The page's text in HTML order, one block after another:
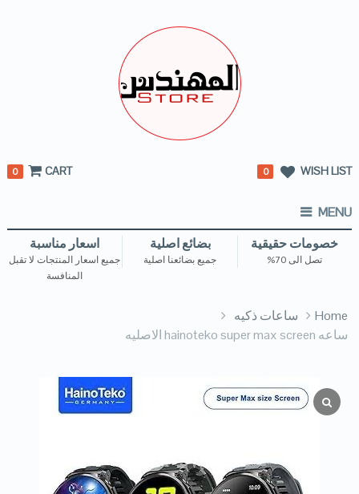
WISH LIST
0
CART
0
MENU
خصومات حقيقية
تصل الى 70%
بضائع اصلية
جميع بضائعنا اصلية
اسعار مناسبة
جميع اسعار المنتجات لا تقبل
المنافسة
Home
ساعات ذكيه
ساعه hainoteko super max screen الاصليه